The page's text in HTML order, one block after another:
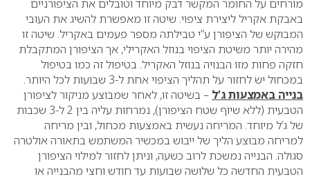
מורחים על החומר המקשר דבק מיוחד וטובלים את הציפורניים
באבקת אקריל ליצירת ציפוי. שיטה זו מאפשרת להשיג את העובי
המבוקש של הציפורן ע”י טבילתה מספר פעמים באקריל. שיטה זו
מהירה יותר משיטת הציפוי בנוזל האקרילי, אך הציפורן המתקבלת
חזקה פחות מזו הבנויה בנוזל האקריל. בטיפול זה כמו בטיפול
במכחול יש לחזור על תהליך הציפוי אחת ל-3 שבועות לכל היותר.
בנייה באמצעות ג’ל – בשיטה זו, לאחר שמבוצע מניקור לציפורן
הטבעית (ללא שיוף שטח הציפורן), נמרחות עליה בין 2 ל-3 שכבות
של ג’ל מיוחד. המריחה נעשית באמצעות מכחול, ובין מריחה
למריחה מבוצע הליך של ייבוש במכשיר המשתמש בתאורה אולטרה
סגולה. הבנייה נמשכת לרוב כשעה, וניתן לחזור למילוי הציפורן
הטבעית החדשה כל שלושה שבועות עד חודש וחצי מהבנייה או